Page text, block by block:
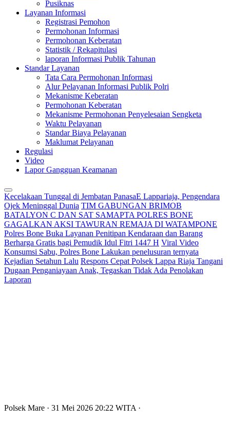
Pusiknas
Layanan Informasi
Registrasi Pemohon
Permohonan Informasi
Permohonan Keberatan
Statistik / Rekapitulasi
laporan Informasi Publik Tahunan
Standar Layanan
Tata Cara Permohonan Informasi
Alur Pelayanan Informasi Publik Polri
Mekanisme Keberatan
Permohonan Keberatan
Mekanisme Permohonan Penyelesaian Sengketa
Waktu Pelayanan
Standar Biaya Pelayanan
Maklumat Pelayanan
Regulasi
Video
Lapor Gangguan Keamanan
Kecelakaan Tunggal di Jembatan PanasaE Lappariaja, Pengendara
Ojek Meninggal Dunia TIM GABUNGAN BRIMOB
BATALYON C DAN SAT SAMAPTA POLRES BONE
GAGALKAN AKSI TAWURAN REMAJA DI WATAMPONE
Polres Bone Buka Layanan Penitipan Kendaraan dan Barang
Berharga Gratis bagi Pemudik Idul Fitri 1447 H Viral Video
Konsumsi Sabu, Polres Bone Lakukan penelusuran ternyata
Kejadian Setahun Lalu Respons Cepat Polsek Lappa Riaja Tangani
Dugaan Penganiayaan Anak, Tegaskan Tidak Ada Penolakan
Laporan
Polsek Mare · 31 Mei 2026 20:22 WITA ·